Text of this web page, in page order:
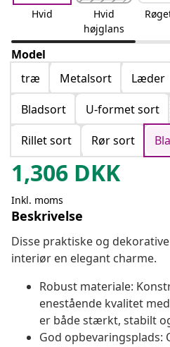
Hvid
Hvid
højglans
Model
træ
Metalsort Læder
Bladsort
U-formet sort
Rillet sort
Rør sort
1,306 DKK
Inkl. moms
Beskrivelse
Disse praktiske og
interiør en elegant charme.
Robust materiale:
enestående kvalitet
er både stærkt, stabilt
God opbevaringsplads: